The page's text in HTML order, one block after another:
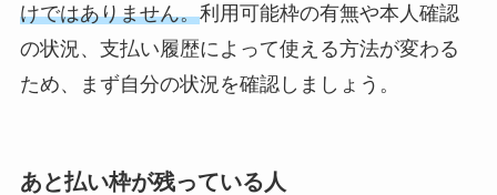
けではありません。利用可能枠の有無や本人確認
の状況、支払い履歴によって使える方法が変わる
ため、まず自分の状況を確認しましょう。
あと払い枠が残っている人